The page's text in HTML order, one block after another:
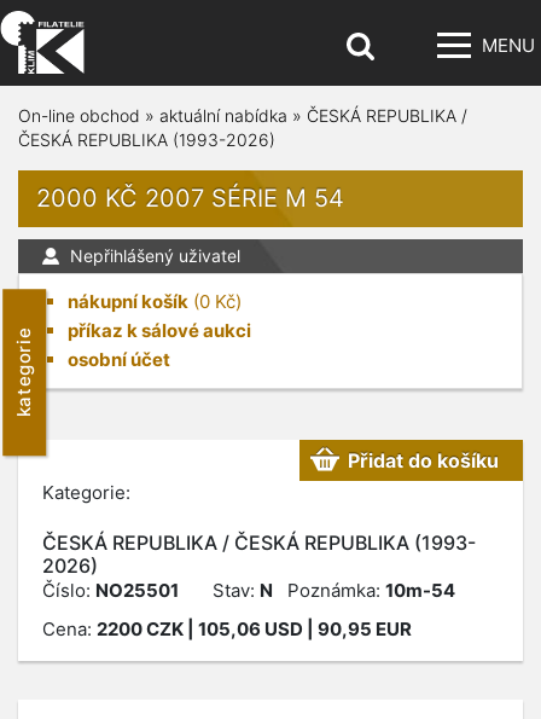
MENU
kategorie
On-line obchod » aktuální nabídka » ČESKÁ REPUBLIKA /
ČESKÁ REPUBLIKA (1993-2026)
2000 KČ 2007 SÉRIE M 54
Nepřihlášený uživatel
nákupní košík (0 Kč)
příkaz k sálové aukci
osobní účet
Kategorie:
ČESKÁ REPUBLIKA / ČESKÁ REPUBLIKA (1993-
2026)
Přidat do košíku
Číslo: NO25501 Stav: N Poznámka: 10m-54
Cena: 2200CZK | 105,06 USD | 90,95 EUR